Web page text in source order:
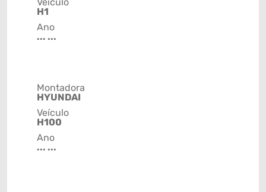
Veículo
H1
Ano
... ...
Montadora
HYUNDAI
Veículo
H100
Ano
... ...